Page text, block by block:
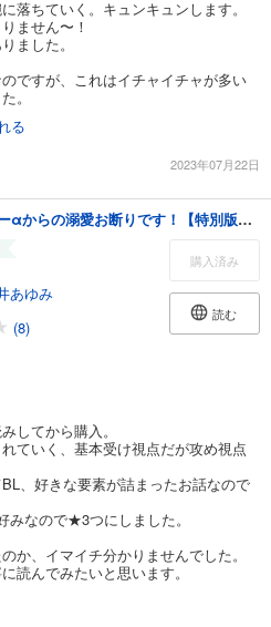
落ちていく。キュンキュンします。
ません〜！
ました。
ですが、これはイチャイチャが多い
。
る
2023年07月22日
ハリウッドスターαからの溺愛お断りです！【特別版】(イラスト付き)
あゆみ
(8)
購入済み
読む
してから購入。
ていく、基本受け視点だが攻め視点
、好きな要素が詰まったお話なので
なので★3つにしました。
か、イマイチ分かりませんでした。
読んでみたいと思います。